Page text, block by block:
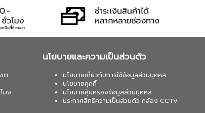
ต
มง
นโยบายและความเป็นส่วนตัว
นโยบายเกี่ยวกับการใช้ข้อมูลส่วนบุคคล
นโยบายคุกกี้
นโยบายคุ้มครองข้อมูลส่วนบุคคล
ประกาศสิทธิความเป็นส่วนตัว กล้อง CCTV